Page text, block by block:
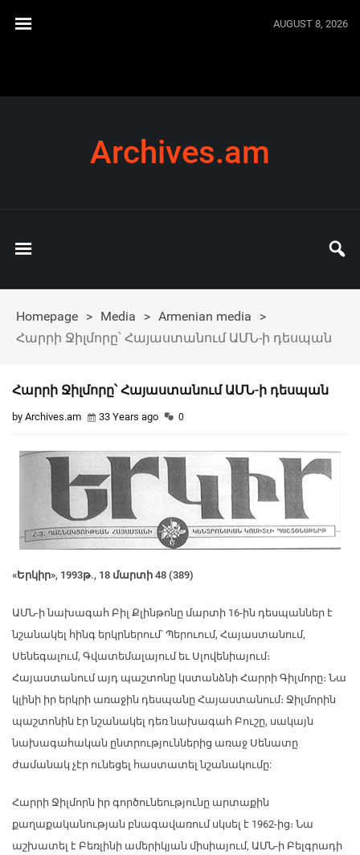
AUGUST 8, 2026
Archives.am
Homepage > Media > Armenian media
>
Հարրի Ջիլմորը՝ Հայաստանում ԱՄՆ-ի դեսպան
Հարրի Ջիլմորը՝ Հայաստանում ԱՄՆ-ի դեսպան
by Archives.am 33 Years ago 0
«Երկիր», 1993թ., 18 մարտի 48 (389)
ԱՄՆ-ի նախագահ Բիլ Քլինթոնը մարտի 16-ին դեսպաններ է
նշանակել հինգ երկրներում՝ Պերուում, Հայաստանում,
Սենեգալում, Գվատեմալայում եւ Սլովենիայում։
Հայաստանում այդ պաշտոնը կստանձնի Հարրի Գիլմորը։ Նա
կլինի իր երկրի առաջին դեսպանը Հայաստանում։ Ջիլմորին
պաշտոնին էր նշանակել դեռ նախագահ Բուշը, սակայն
նախագահական ընտրություններից առաջ Սենատը
ժամանակ չէր ունեցել հաստատել նշանակումը:
Հարրի Ջիլմորն իր գործունեությունը արտաքին
քաղաքականության բնագավառում սկսել է 1962-ից։ Նա
աշխատել է Բեռլինի ամերիկյան միսիայում, ԱՄՆ-ի Բելգրադի